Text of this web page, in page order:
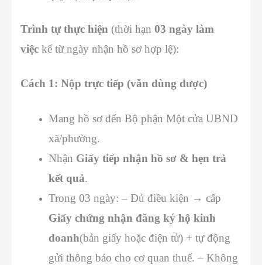
Trình tự thực hiện (thời hạn 03 ngày làm
việc kể từ ngày nhận hồ sơ hợp lệ):
Cách 1: Nộp trực tiếp (vẫn dùng được)
Mang hồ sơ đến Bộ phận Một cửa UBND
xã/phường.
Nhận Giấy tiếp nhận hồ sơ & hẹn trả
kết quả.
Trong 03 ngày: – Đủ điều kiện → cấp
Giấy chứng nhận đăng ký hộ kinh
doanh(bản giấy hoặc điện tử) + tự động
gửi thông báo cho cơ quan thuế. – Không